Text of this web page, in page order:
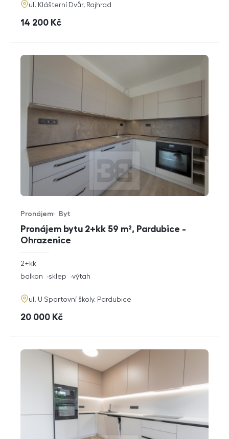
adresa
ul. Klášterní Dvůr, Rajhrad
cena
14 200 Kč
Pronájem bytu 2+kk 59 m², Pardubice -
Ohrazenice
Typ nabídky
Pronájem
Typ nemovitosti
Byt
rozměry
dispozice
2+kk
funkce
balkon sklep výtah
adresa
ul. U Sportovní školy, Pardubice
cena
20 000 Kč